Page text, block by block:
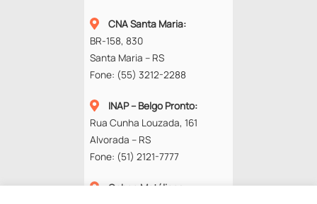
CNA Santa Maria:
BR-158, 830
Santa Maria – RS
Fone: (55) 3212-2288
INAP – Belgo Pronto:
Rua Cunha Louzada, 161
Alvorada – RS
Fone: (51) 2121-7777
Cobec Metálicos